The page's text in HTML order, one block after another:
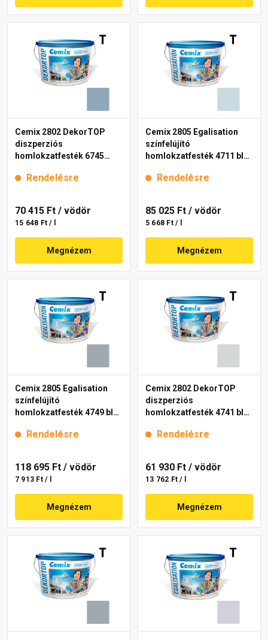
Cemix 2802 DekorTOP
diszperziós
homlokzatfesték 6745
Rendelésre
70 415 Ft / vödör
15 648 Ft / l
Megnézem
Cemix 2805 Egalisation
színfelújító
homlokzatfesték 4711 blue
Rendelésre
85 025 Ft / vödör
5 668 Ft / l
Megnézem
Cemix 2805 Egalisation
színfelújító
homlokzatfesték 4749 blue
Rendelésre
118 695 Ft / vödör
7 913 Ft / l
Megnézem
Cemix 2802 DekorTOP
diszperziós
homlokzatfesték 4741 blue
Rendelésre
61 930 Ft / vödör
13 762 Ft / l
Megnézem